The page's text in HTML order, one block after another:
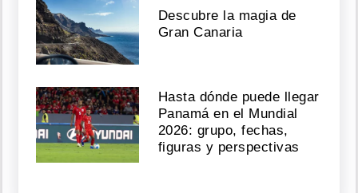
Descubre la magia de
Gran Canaria
Hasta dónde puede llegar
Panamá en el Mundial
2026: grupo, fechas,
figuras y perspectivas